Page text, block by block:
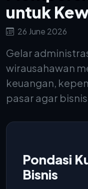
untuk
26 June 2026
Gelar
wirausahawan
keuangan,
pasar agar
Pondasi
Bisnis